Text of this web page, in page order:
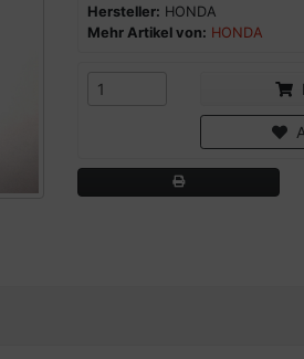
Hersteller: HONDA
Mehr Artikel von: HONDA